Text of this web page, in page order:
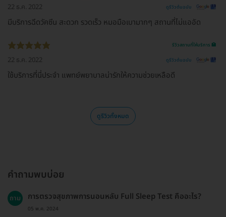
22 ธ.ค. 2022 ดูรีวิวต้นฉบับ
มีบริการฉีดวัคซีน สะดวก รวดเร็ว หมอมือเบามากๆ สถานที่ไม่แออัด
รีวิวสถานที่ให้บริการ 🏥
22 ธ.ค. 2022 ดูรีวิวต้นฉบับ
ใช้บริการที่นี่ประจำ แพทย์พยาบาลน่ารักให้ความช่วยเหลือดี
ดูรีวิวทั้งหมด
คำถามพบบ่อย
ถาม การตรวจสุขภาพการนอนหลับ Full Sleep Test คืออะไร?
05 พ.ค. 2024